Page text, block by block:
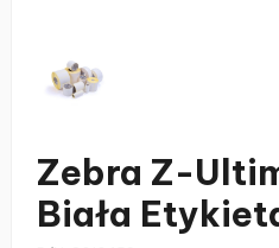
Zebra Z-
Biała